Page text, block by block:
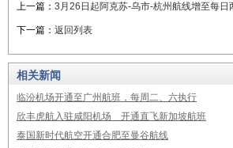
上一篇： 3月26日起阿克苏-乌市-杭州航线增至每日
下一篇： 返回列表
相关新闻
临汾机场开通至广州航班，每周二、六执行
欣丰虎航入驻咸阳机场 开通直飞新加坡航班
泰国新时代航空开通合肥至曼谷航线